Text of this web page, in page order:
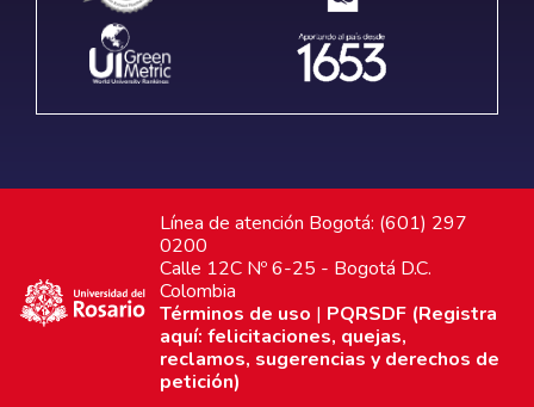
Línea de atención Bogotá: (601) 297
0200
Calle 12C Nº 6-25 - Bogotá D.C.
Colombia
Términos de uso | PQRSDF (Registra
aquí: felicitaciones, quejas,
reclamos, sugerencias y derechos de
petición)